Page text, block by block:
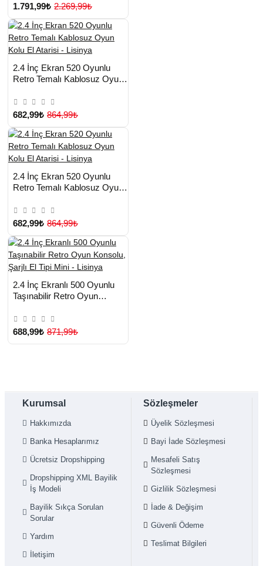
1.791,99₺ 2.269,99₺
HIZLI
TESLİMAT
2.4 İnç Ekran 520 Oyunlu
Retro Temalı Kablosuz Oyun
682,99₺ 864,99₺
HIZLI
TESLİMAT
2.4 İnç Ekran 520 Oyunlu
Retro Temalı Kablosuz Oyun
682,99₺ 864,99₺
HIZLI
TESLİMAT
2.4 İnç Ekranlı 500 Oyunlu
Taşınabilir Retro Oyun
Lisinya
688,99₺ 871,99₺
Kurumsal
Hakkımızda
Banka Hesaplarımız
Ücretsiz Dropshipping
Dropshipping XML Bayilik
İş Modeli
Bayilik Sıkça Sorulan
Sorular
Yardım
İletişim
Sözleşmeler
Üyelik Sözleşmesi
Bayi İade Sözleşmesi
Mesafeli Satış
Sözleşmesi
Gizlilik Sözleşmesi
İade & Değişim
Güvenli Ödeme
Teslimat Bilgileri